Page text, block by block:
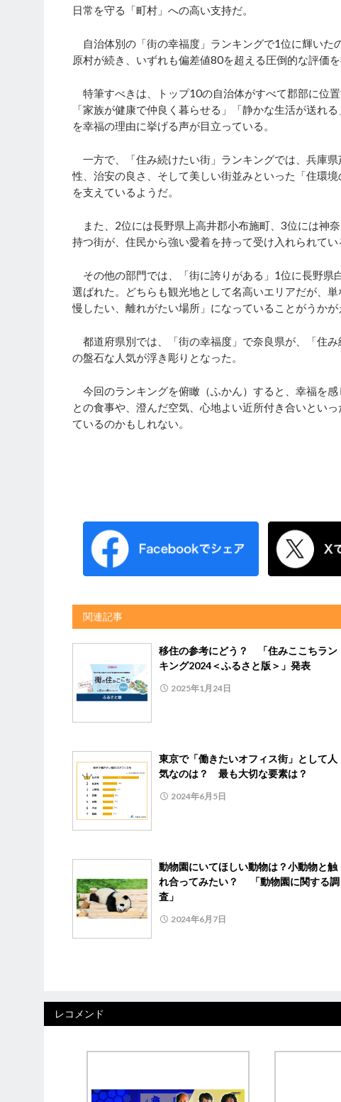
日常を守る「町村」への高い支持だ。
自治体別の「街の幸福度」ランキングで1位に輝いた
原村が続き、いずれも偏差値80を超える圧倒的な評価を
特筆すべきは、トップ10の自治体がすべて郡部に位
「家族が健康で仲良く暮らせる」「静かな生活が送れ
を幸福の理由に挙げる声が目立っている。
一方で、「住み続けたい街」ランキングでは、兵庫
性、治安の良さ、そして美しい街並みといった「住環
を支えているようだ。
また、2位には長野県上高井郡小布施町、3位には神
持つ街が、住民から強い愛着を持って受け入れられてい
その他の部門では、「街に誇りがある」1位に長野県
選ばれた。どちらも観光地として名高いエリアだが、
慢したい、離れがたい場所」になっていることがうかが
都道府県別では、「街の幸福度」で奈良県が、「住
の盤石な人気が浮き彫りとなった。
今回のランキングを俯瞰（ふかん）すると、幸福を
との食事や、澄んだ空気、心地よい近所付き合いとい
ているのかもしれない。
関連記事
移住の参考にどう？ 「住みここちラン
キング2024＜ふるさと版＞」発表
2025年1月24日
東京で「働きたいオフィス街」として人
気なのは？ 最も大切な要素は？
2024年6月5日
動物園にいてほしい動物は？小動物と触
れ合ってみたい？ 「動物園に関する調
査」
2024年6月7日
レコメンド